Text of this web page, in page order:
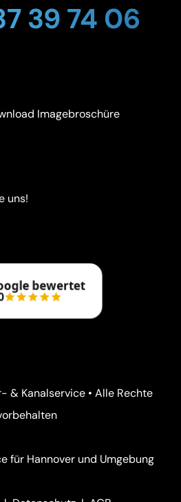
39 74 06
Imagebroschüre
uns!
bewertet
& Kanalservice • Alle Rechte
für Hannover und Umgebung